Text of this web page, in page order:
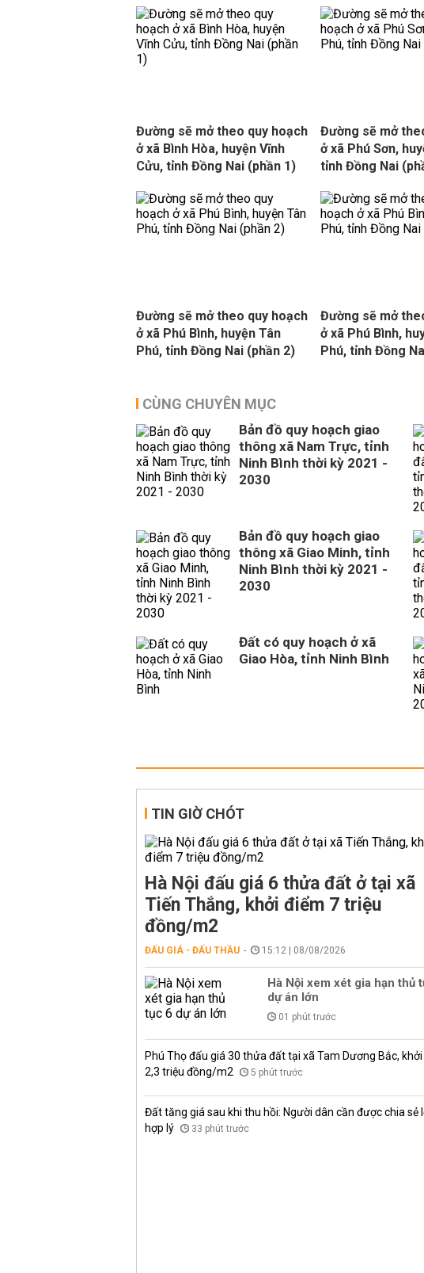
Đường sẽ mở theo quy hoạch
ở xã Bình Hòa, huyện Vĩnh
Cửu, tỉnh Đồng Nai (phần 1)
Đường sẽ mở
ở xã Phú Sơn,
tỉnh Đồng Nai
Đường sẽ mở theo quy hoạch
ở xã Phú Bình, huyện Tân
Phú, tỉnh Đồng Nai (phần 2)
Đường sẽ mở
ở xã Phú Bình,
Phú, tỉnh Đồng
CÙNG CHUYÊN MỤC
Bản đồ quy hoạch giao
thông xã Nam Trực, tỉnh
Ninh Bình thời kỳ 2021 -
2030
Bản đồ quy hoạch giao
thông xã Giao Minh, tỉnh
Ninh Bình thời kỳ 2021 -
2030
Đất có quy hoạch ở xã
Giao Hòa, tỉnh Ninh Bình
TIN GIỜ CHÓT
Hà Nội đấu giá 6 thửa đất ở tại xã
Tiến Thắng, khởi điểm 7 triệu
đồng/m2
ĐẤU GIÁ - ĐẤU THẦU 15:12 | 08/08/2026
Hà Nội xem xét gia hạn thủ
dự án lớn
01 phút trước
Phú Thọ đấu giá 30 thửa đất tại xã Tam Dương Bắc,
2,3 triệu đồng/m2
5 phút trước
Đất tăng giá sau khi thu hồi: Người dân cần được chia sẻ
hợp lý
33 phút trước